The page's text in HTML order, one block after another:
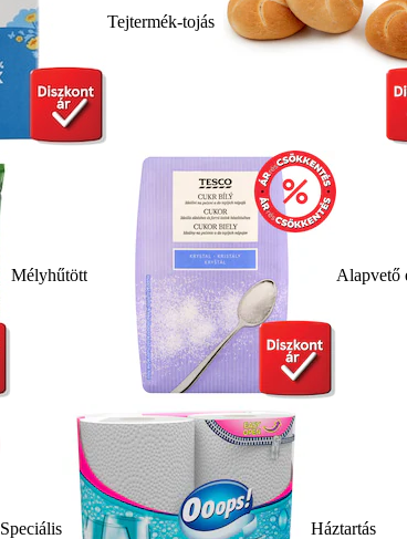
Tejtermék-tojás
Mélyhűtött Alapvető
Speciális Háztartás